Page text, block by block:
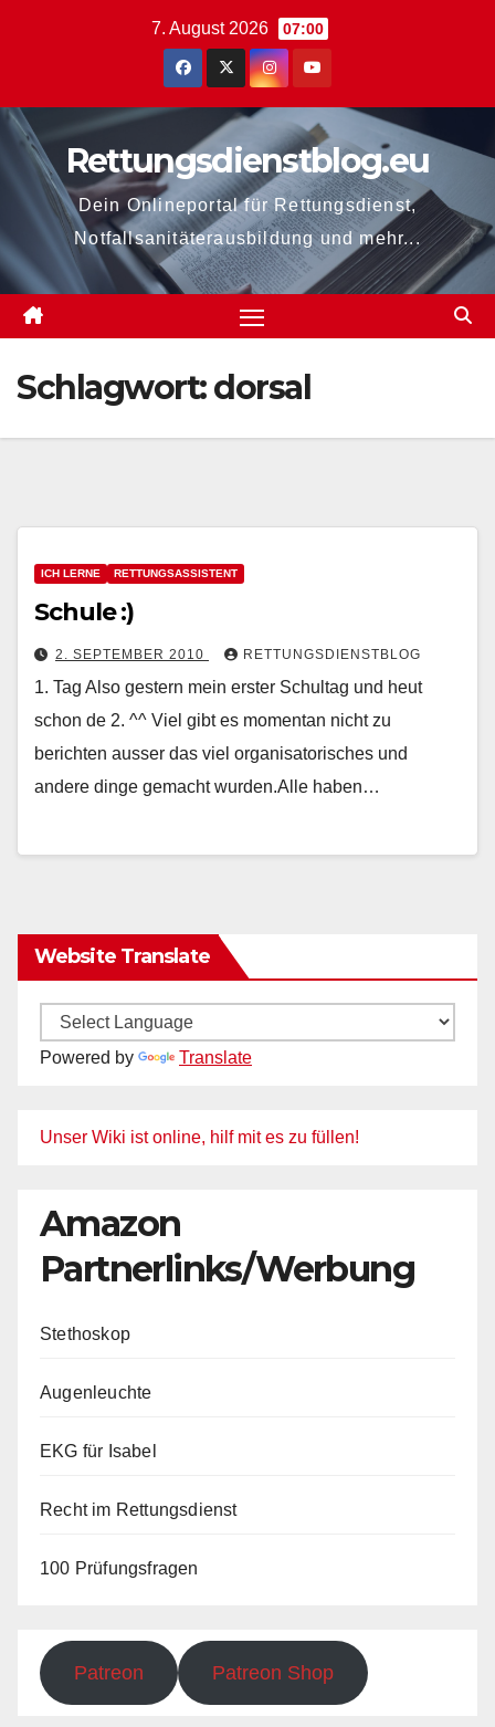
7. August 2026 07:00
Rettungsdienstblog.eu
Dein Onlineportal für Rettungsdienst,
Notfallsanitäterausbildung und mehr...
Schlagwort:dorsal
ICH LERNE RETTUNGSASSISTENT
Schule :)
2. SEPTEMBER 2010 RETTUNGSDIENSTBLOG
1. Tag Also gestern mein erster Schultag und heut
schon de 2. ^^ Viel gibt es momentan nicht zu
berichten ausser das viel organisatorisches und
andere dinge gemacht wurden.Alle haben…
Website Translate
Powered by Translate
Unser Wiki ist online, hilf mit es zu füllen!
Amazon
Partnerlinks/Werbung
Stethoskop
Augenleuchte
EKG für Isabel
Recht im Rettungsdienst
100 Prüfungsfragen
Patreon Patreon Shop